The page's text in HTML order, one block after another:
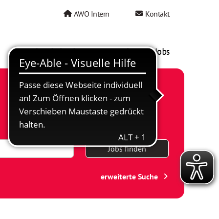
AWO Intern Kontakt
AWO als Arbeitgeber Mein AWO Jobs
Jobs finden
erweiterte Suche